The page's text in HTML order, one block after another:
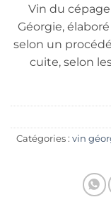
Vin du
Géorgie,
selon un
cuite, selon
Catégories : vin